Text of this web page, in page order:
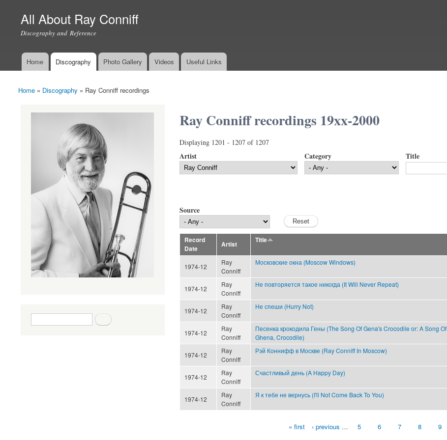
All About Ray Conniff
Discography and Reference
Main menu
Home Discography Photo Gallery Videos Useful Links
You are here
Home » Discography » Ray Conniff recordings
Ray Conniff recordings 19xx-2000
Displaying 1201 - 1207 of 1207
Artist Category Title
Source
Record
Date
Artist
Title
1974-12
Ray
Conniff
Московские окна (Moscow Windows)
1974-12
Ray
Conniff
Не повторяется такое никогда (It Will Never Repeat)
1974-12
Ray
Conniff
Не спеши (Hurry Not)
1974-12
Ray
Conniff
Песенка крокодила Гены (The Song Of Gena's Crocodile or: A Song Of
Ghena, Crocodile)
1974-12
Ray
Conniff
Рэй Коннифф в Москве (Ray Conniff In Moscow)
1974-12
Ray
Conniff
Счастливый день (A Happy Day)
1974-12
Ray
Conniff
Я к тебе не вернусь (I'll Not Come Back To You)
« first ‹ previous … 5 6 7 8 9
Search form